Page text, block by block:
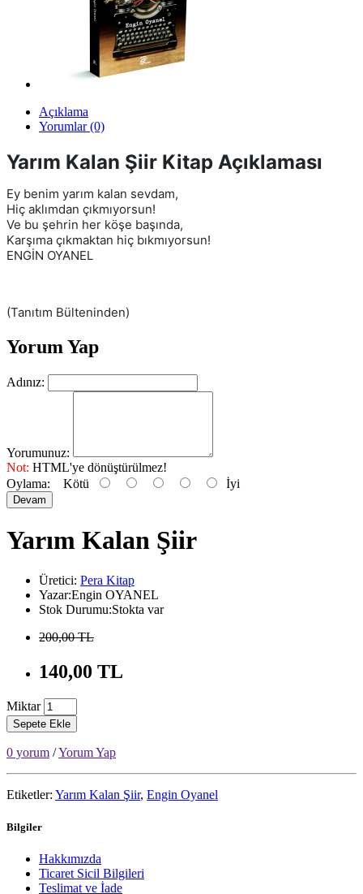
Açıklama
Yorumlar (0)
Yarım Kalan Şiir Kitap Açıklaması
Ey benim yarım kalan sevdam,
Hiç aklımdan çıkmıyorsun!
Ve bu şehrin her köşe başında,
Karşıma çıkmaktan hiç bıkmıyorsun!
ENGİN OYANEL
(Tanıtım Bülteninden)
Yorum Yap
Adınız:
Yorumunuz:
Not: HTML'ye dönüştürülmez!
Oylama: Kötü İyi
Devam
Yarım Kalan Şiir
Üretici: Pera Kitap
Yazar:Engin OYANEL
Stok Durumu:Stokta var
200,00 TL
140,00 TL
Miktar
Sepete Ekle
0 yorum /Yorum Yap
Etiketler: Yarım Kalan Şiir, Engin Oyanel
Bilgiler
Hakkımızda
Ticaret Sicil Bilgileri
Teslimat ve İade